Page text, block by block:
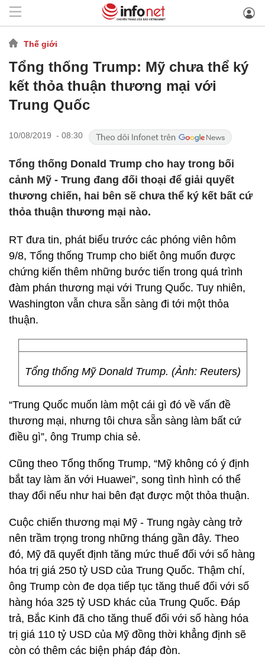
Thế giới
Tổng thống Trump: Mỹ chưa thể ký
kết thỏa thuận thương mại với
Trung Quốc
10/08/2019 - 08:30
Tổng thống Donald Trump cho hay trong bối
cảnh Mỹ - Trung đang đối thoại để giải quyết
thương chiến, hai bên sẽ chưa thể ký kết bất cứ
thỏa thuận thương mại nào.
RT đưa tin, phát biểu trước các phóng viên hôm
9/8, Tổng thống Trump cho biết ông muốn được
chứng kiến thêm những bước tiến trong quá trình
đàm phán thương mại với Trung Quốc. Tuy nhiên,
Washington vẫn chưa sẵn sàng đi tới một thỏa
thuận.
Tổng thống Mỹ Donald Trump. (Ảnh: Reuters)
“Trung Quốc muốn làm một cái gì đó về vấn đề
thương mại, nhưng tôi chưa sẵn sàng làm bất cứ
điều gì”, ông Trump chia sẻ.
Cũng theo Tổng thống Trump, “Mỹ không có ý định
bắt tay làm ăn với Huawei”, song tình hình có thể
thay đổi nếu như hai bên đạt được một thỏa thuận.
Cuộc chiến thương mại Mỹ - Trung ngày càng trở
nên trầm trọng trong những tháng gần đây. Theo
đó, Mỹ đã quyết định tăng mức thuế đối với số hàng
hóa trị giá 250 tỷ USD của Trung Quốc. Thậm chí,
ông Trump còn đe dọa tiếp tục tăng thuế đối với số
hàng hóa 325 tỷ USD khác của Trung Quốc. Đáp
trả, Bắc Kinh đã cho tăng thuế đối với số hàng hóa
trị giá 110 tỷ USD của Mỹ đồng thời khẳng định sẽ
còn có thêm các biện pháp đáp đòn.